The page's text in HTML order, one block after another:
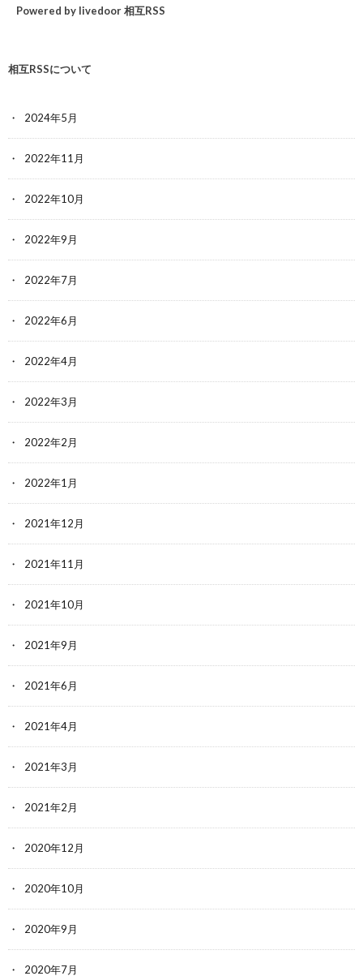
Powered by livedoor 相互RSS
相互RSSについて
2024年5月
2022年11月
2022年10月
2022年9月
2022年7月
2022年6月
2022年4月
2022年3月
2022年2月
2022年1月
2021年12月
2021年11月
2021年10月
2021年9月
2021年6月
2021年4月
2021年3月
2021年2月
2020年12月
2020年10月
2020年9月
2020年7月